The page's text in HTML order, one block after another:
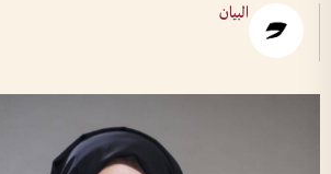
البيان